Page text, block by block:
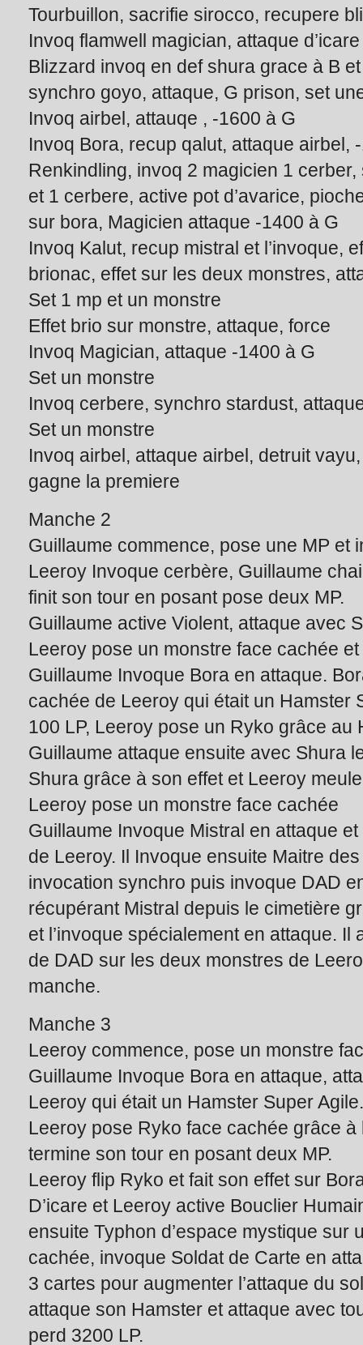
Tourbuillon, sacrifie sirocco, recupere
Invoq flamwell magician, attaque
Blizzard invoq en def shura grace à B
synchro goyo, attaque, G prison, set
Invoq airbel, attauqe , -1600 à G
Invoq Bora, recup qalut, attaque airbel,
Renkindling, invoq 2 magicien 1
et 1 cerbere, active pot d’avarice,
sur bora, Magicien attaque -1400 à G
Invoq Kalut, recup mistral et l’invoque,
brionac, effet sur les deux monstres,
Set 1 mp et un monstre
Effet brio sur monstre, attaque, force
Invoq Magician, attaque -1400 à G
Set un monstre
Invoq cerbere, synchro stardust,
Set un monstre
Invoq airbel, attaque airbel, detruit
gagne la premiere
Manche 2
Guillaume commence, pose une MP et
Leeroy Invoque cerbère, Guillaume
finit son tour en posant pose deux MP.
Guillaume active Violent, attaque avec
Leeroy pose un monstre face cachée
Guillaume Invoque Bora en attaque.
cachée de Leeroy qui était un Hamster
100 LP, Leeroy pose un Ryko grâce au
Guillaume attaque ensuite avec Shura
Shura grâce à son effet et Leeroy
Leeroy pose un monstre face cachée
Guillaume Invoque Mistral en attaque
de Leeroy. Il Invoque ensuite Maitre
invocation synchro puis invoque DAD
récupérant Mistral depuis le cimetière
et l’invoque spécialement en attaque. Il
de DAD sur les deux monstres de
manche.
Manche 3
Leeroy commence, pose un monstre
Guillaume Invoque Bora en attaque,
Leeroy qui était un Hamster Super
Leeroy pose Ryko face cachée grâce à
termine son tour en posant deux MP.
Leeroy flip Ryko et fait son effet sur
D’icare et Leeroy active Bouclier
ensuite Typhon d’espace mystique sur
cachée, invoque Soldat de Carte en
3 cartes pour augmenter l’attaque du
attaque son Hamster et attaque avec
perd 3200 LP.